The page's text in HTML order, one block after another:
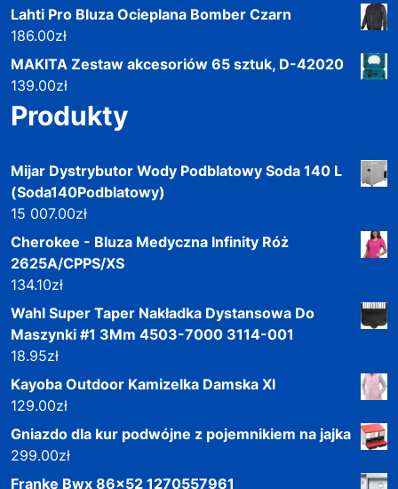
Lahti Pro Bluza Ocieplana Bomber Czarn
186.00zł
MAKITA Zestaw akcesoriów 65 sztuk, D-42020
139.00zł
Produkty
Mijar Dystrybutor Wody Podblatowy Soda 140 L
(Soda140Podblatowy)
15 007.00zł
Cherokee - Bluza Medyczna Infinity Róż
2625A/CPPS/XS
134.10zł
Wahl Super Taper Nakładka Dystansowa Do
Maszynki #1 3Mm 4503-7000 3114-001
18.95zł
Kayoba Outdoor Kamizelka Damska Xl
129.00zł
Gniazdo dla kur podwójne z pojemnikiem na jajka
299.00zł
Franke Bwx 86x52 1270557961